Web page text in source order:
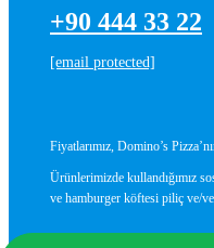
+90 444 33 22
[email protected]
Fiyatlarımız, Domino’s
Ürünlerimizde kullandığımız
ve hamburger köftesi piliç ve/